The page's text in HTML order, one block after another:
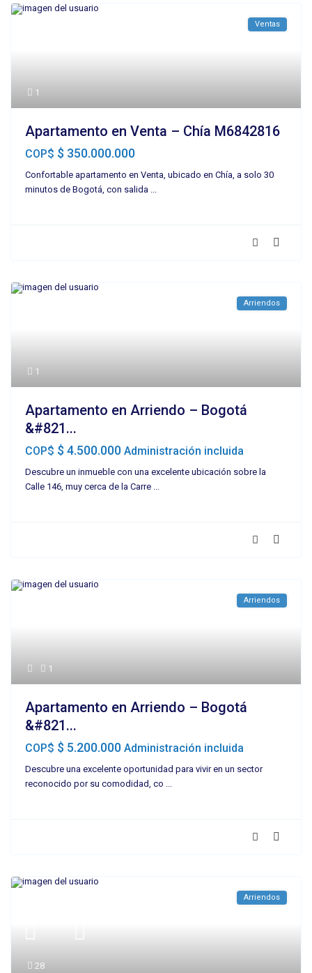
1
Ventas
Apartamento en Venta – Chía M6842816
COP$ $ 350.000.000
Confortable apartamento en Venta, ubicado en Chía, a solo 30
minutos de Bogotá, con salida ...
1
Arriendos
Apartamento en Arriendo – Bogotá
&#821...
COP$ $ 4.500.000Administración incluida
Descubre un inmueble con una excelente ubicación sobre la
Calle 146, muy cerca de la Carre ...
1
Arriendos
Apartamento en Arriendo – Bogotá
&#821...
COP$ $ 5.200.000Administración incluida
Descubre una excelente oportunidad para vivir en un sector
reconocido por su comodidad, co ...
28
Arriendos